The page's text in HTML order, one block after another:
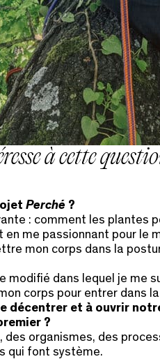
à cette
Perché ?
: comment les plantes
en me passionnant pour le
mon corps dans la
modifié dans lequel je
corps pour entrer dans
décentrer et à ouvrir
?
organismes, des
qui font système.